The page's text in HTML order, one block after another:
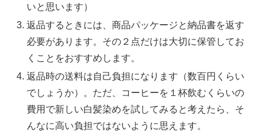
いと思います）
返品するときには、商品パッケージと納品書を返す
必要があります。その２点だけは大切に保管してお
くことをおすすめします。
返品時の送料は自己負担になります（数百円くらい
でしょうか）。ただ、コーヒーを１杯飲むくらいの
費用で新しい白髪染めを試してみると考えたら、そ
んなに高い負担ではないように思えます。